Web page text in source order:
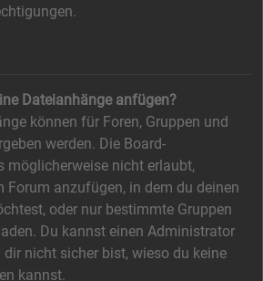
Dateianhänge anfügen?
können für Foren, Gruppen und
werden. Die Board-
möglicherweise nicht erlaubt,
Forum anzufügen, in dem du deinen
oder nur bestimmte Gruppen
Du kannst einen Administrator
nicht sicher bist, wieso du keine
kannst.